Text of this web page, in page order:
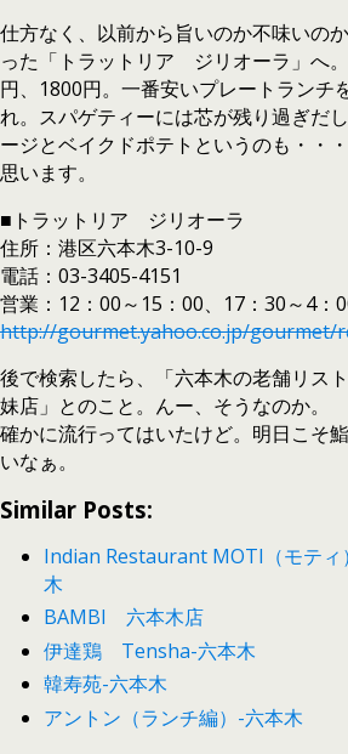
仕方なく、以前から旨いのか不味いの
った「トラットリア ジリオーラ」へ
円、1800円。一番安いプレートランチ
れ。スパゲティーには芯が残り過ぎだ
ージとベイクドポテトというのも・・
思います。
■トラットリア ジリオーラ
住所：港区六本木3-10-9
電話：03-3405-4151
営業：12：00～15：00、17：30～4：
http://gourmet.yahoo.co.jp/gourmet/
後で検索したら、「六本木の老舗リス
妹店」とのこと。んー、そうなのか。
確かに流行ってはいたけど。明日こそ
いなぁ。
Similar Posts:
Indian Restaurant MOTI（モティ
木
BAMBI 六本木店
伊達鶏 Tensha-六本木
韓寿苑-六本木
アントン（ランチ編）-六本木